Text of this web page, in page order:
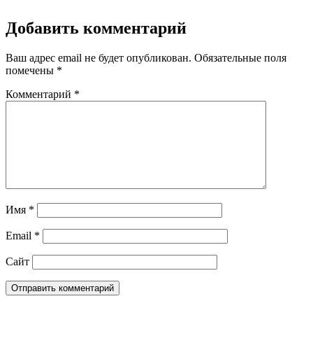
Добавить комментарий
Ваш адрес email не будет опубликован. Обязательные поля
помечены *
Комментарий *
Имя *
Email *
Сайт